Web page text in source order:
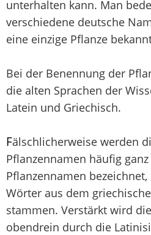
unterhalten kann. Man
verschiedene deutsche
eine einzige Pflanze
Bei der Benennung der
die alten Sprachen der
Latein und Griechisch.
Fälschlicherweise werden
Pflanzennamen häufig
Pflanzennamen
Wörter aus dem
stammen. Verstärkt wird
obendrein durch die